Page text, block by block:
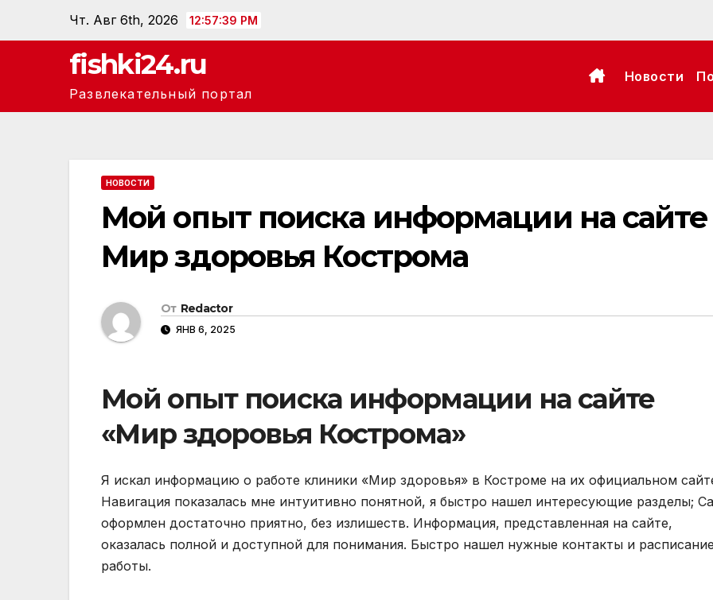
содержанию
Чт. Авг 6th, 2026 12:57:39 PM
fishki24.ru
Развлекательный портал
Новости
НОВОСТИ
Мой опыт поиска информации на сайте
Мир здоровья Кострома
От Redactor
ЯНВ 6, 2025
Мой опыт поиска информации на сайте
«Мир здоровья Кострома»
Я искал информацию о работе клиники «Мир здоровья» в Костроме на их официальном
Навигация показалась мне интуитивно понятной, я быстро нашел интересующие разделы;
оформлен достаточно приятно, без излишеств. Информация, представленная на сайте,
оказалась полной и доступной для понимания. Быстро нашел нужные контакты и
работы.